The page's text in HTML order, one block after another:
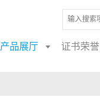
产品展厅 证书荣誉